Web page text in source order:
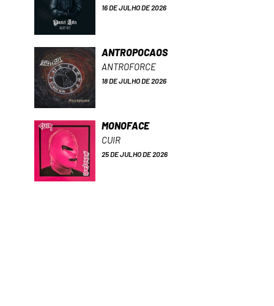
16 DE JULHO DE 2026
ANTROPOCAOS
ANTROFORCE
18 DE JULHO DE 2026
MONOFACE
CUIR
25 DE JULHO DE 2026